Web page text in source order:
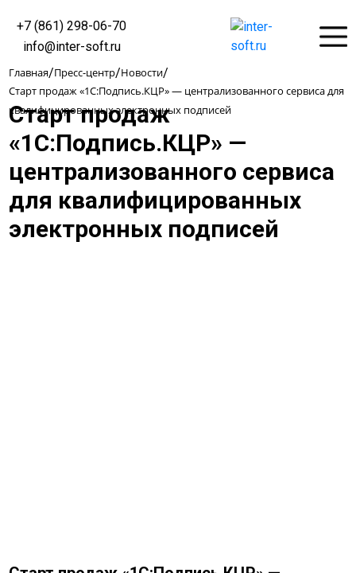
+7 (861) 298-06-70
info@inter-soft.ru
Главная/Пресс-центр/Новости/
Старт продаж «1С:Подпись.КЦР» — централизованного сервиса для
квалифицированных электронных подписей
Старт продаж
«1С:Подпись.КЦР» —
централизованного сервиса
для квалифицированных
электронных подписей